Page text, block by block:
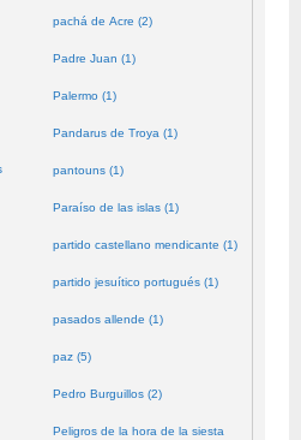
pachá de Acre (2)
Padre Juan (1)
Palermo (1)
Pandarus de Troya (1)
pantouns (1)
Paraíso de las islas (1)
partido castellano mendicante (1)
partido jesuítico portugués (1)
pasados allende (1)
paz (5)
Pedro Burguillos (2)
Peligros de la hora de la siesta